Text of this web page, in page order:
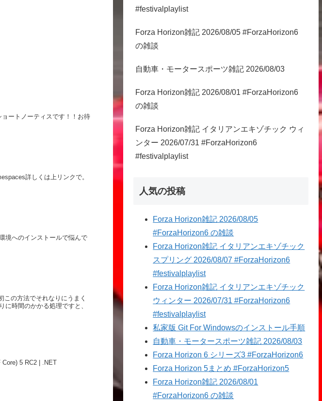
ートノーティスです！！お待
詳しくは上リンクで。
境へのインストールで悩んで
の方法でそれなりにうまく
時間のかかる処理ですと、
5 RC2 | .NET
#festivalplaylist
Forza Horizon雑記 2026/08/05 #ForzaHorizon6
の雑談
自動車・モータースポーツ雑記 2026/08/03
Forza Horizon雑記 2026/08/01 #ForzaHorizon6
の雑談
Forza Horizon雑記 イタリアンエキゾチック ウィ
ンター 2026/07/31 #ForzaHorizon6
#festivalplaylist
人気の投稿
Forza Horizon雑記 2026/08/05
#ForzaHorizon6 の雑談
Forza Horizon雑記 イタリアンエキゾチック
スプリング 2026/08/07 #ForzaHorizon6
#festivalplaylist
Forza Horizon雑記 イタリアンエキゾチック
ウィンター 2026/07/31 #ForzaHorizon6
#festivalplaylist
私家版 Git For Windowsのインストール手順
自動車・モータースポーツ雑記 2026/08/03
Forza Horizon 6 シリーズ3 #ForzaHorizon6
Forza Horizon 5まとめ #ForzaHorizon5
Forza Horizon雑記 2026/08/01
#ForzaHorizon6 の雑談